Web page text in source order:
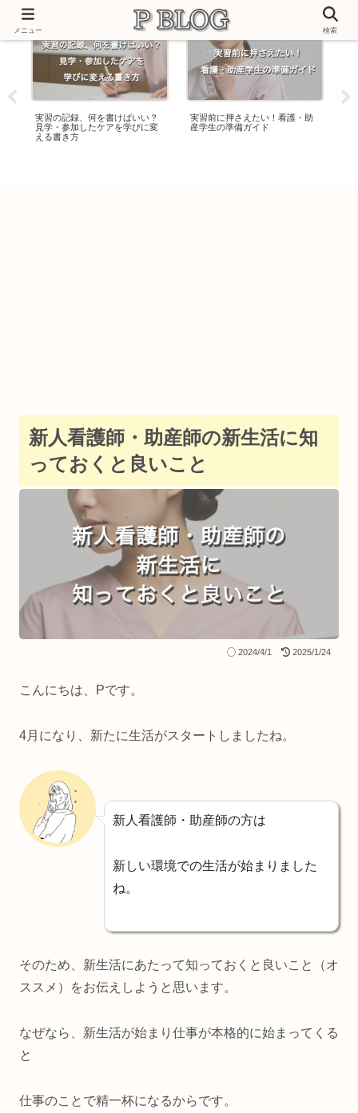
実習の記録、何を書けばいい？
見学・参加したケアを学びに変
える書き方
実習前に押さえたい！看護・助
産学生の準備ガイド
新人看護師・助産師の新生活に知
っておくと良いこと
2024/4/1 2025/1/24
こんにちは、Pです。
4月になり、新たに生活がスタートしましたね。
新人看護師・助産師の方は
新しい環境での生活が始まりました
ね。
そのため、新生活にあたって知っておくと良いこと（オ
ススメ）をお伝えしようと思います。
なぜなら、新生活が始まり仕事が本格的に始まってくる
と
仕事のことで精一杯になるからです。
メニュー 検索